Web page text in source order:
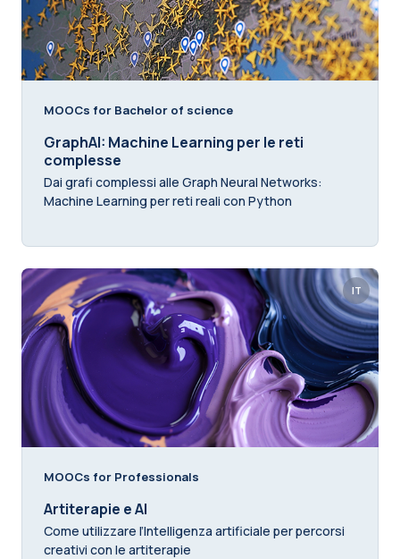
MOOCs for Bachelor of science
GraphAI: Machine Learning per le reti
complesse
Dai grafi complessi alle Graph Neural Networks:
Machine Learning per reti reali con Python
IT
MOOCs for Professionals
Artiterapie e AI
Come utilizzare l’Intelligenza artificiale per percorsi
creativi con le artiterapie